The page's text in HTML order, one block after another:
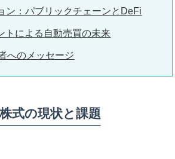
ン：パブリックチェーンとDeFi
トによる自動売買の未来
へのメッセージ
式の現状と課題